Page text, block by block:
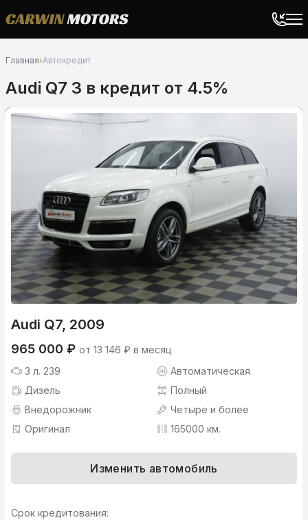
Главная›Автокредит
Audi Q7 3 в кредит от 4.5%
Audi Q7, 2009
965 000 ₽ от 13 146 ₽ в месяц
3 л. 239
Автоматическая
Дизель
Полный
Внедорожник
Четыре и более
Оригинал
165000 км.
Изменить автомобиль
Срок кредитования: